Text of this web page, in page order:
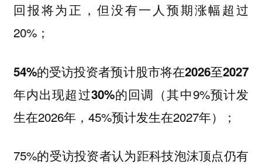
回报将为正，但没有一人 预期涨幅超过
20%；
54%的受访投资者预计股市将在2026至2027
年内出现超过30%的回调 （其中9%预计发
生在2026年，45%预计发生在2027年）；
75%的受访投资者认为距科技泡沫顶点仍有